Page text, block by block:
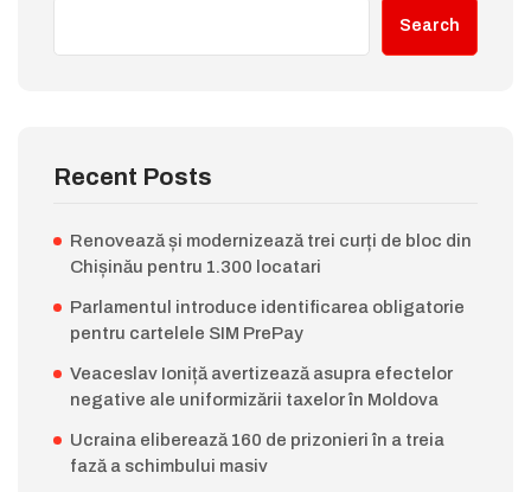
Search
Recent Posts
Renovează și modernizează trei curți de bloc din
Chișinău pentru 1.300 locatari
Parlamentul introduce identificarea obligatorie
pentru cartelele SIM PrePay
Veaceslav Ioniță avertizează asupra efectelor
negative ale uniformizării taxelor în Moldova
Ucraina eliberează 160 de prizonieri în a treia
fază a schimbului masiv